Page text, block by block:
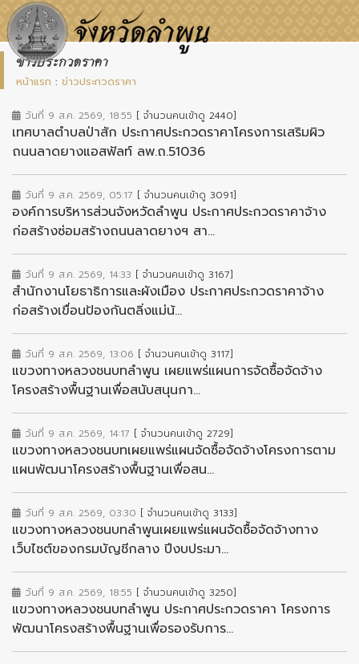
ข่าวประกวดราคา
หน้าแรก : ข่าวประกวดราคา
วันที่ 9 ส.ค. 2569, 18:55 [ จำนวนคนเข้าดู 2440]
เทศบาลตำบลป่าสัก ประกาศประกวดราคาโครงการเสริมผิว
ถนนลาดยางแอสฟัลท์ ลพ.ถ.51036
วันที่ 9 ส.ค. 2569, 05:17 [ จำนวนคนเข้าดู 3091]
องค์การบริหารส่วนจังหวัดลำพูน ประกาศประกวดราคาจ้าง
ก่อสร้างซ่อมสร้างถนนลาดยางฯ สา...
วันที่ 9 ส.ค. 2569, 14:33 [ จำนวนคนเข้าดู 3167]
สำนักงานโยธาธิการและผังเมือง ประกาศประกวดราคาจ้าง
ก่อสร้างเขื่อนป้องกันตลิ่งแม่น้...
วันที่ 9 ส.ค. 2569, 13:06 [ จำนวนคนเข้าดู 3117]
แขวงทางหลวงชนบทลำพูน เผยแพร่แผนการจัดซื้อจัดจ้าง
โครงสร้างพื้นฐานเพื่อสนับสนุนกา...
วันที่ 9 ส.ค. 2569, 14:17 [ จำนวนคนเข้าดู 2729]
แขวงทางหลวงชนบทเผยแพร่แผนจัดซื้อจัดจ้างโครงการตาม
แผนพัฒนาโครงสร้างพื้นฐานเพื่อสน...
วันที่ 9 ส.ค. 2569, 03:30 [ จำนวนคนเข้าดู 3133]
แขวงทางหลวงชนบทลำพูนเผยแพร่แผนจัดซื้อจัดจ้างทาง
เว็บไซต์ของกรมบัญชีกลาง ปีงบประมา...
วันที่ 9 ส.ค. 2569, 18:55 [ จำนวนคนเข้าดู 3250]
แขวงทางหลวงชนบทลำพูน ประกาศประกวดราคา โครงการ
พัฒนาโครงสร้างพื้นฐานเพื่อรองรับการ...